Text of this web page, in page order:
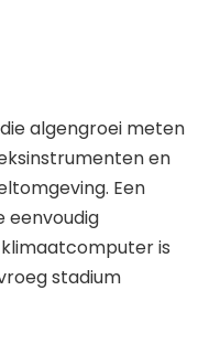
algengroei meten
en
Een
eenvoudig
is
stadium